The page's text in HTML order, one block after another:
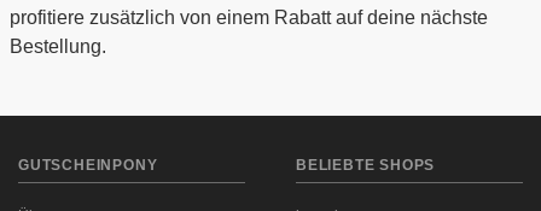
profitiere zusätzlich von einem Rabatt auf deine nächste
Bestellung.
GUTSCHEINPONY BELIEBTE SHOPS